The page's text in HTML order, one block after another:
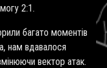
2:1.
багато моментів
нам вдавалося
вектор атак.